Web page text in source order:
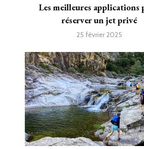
Les meilleures applications
réserver un jet privé
25 février 2025